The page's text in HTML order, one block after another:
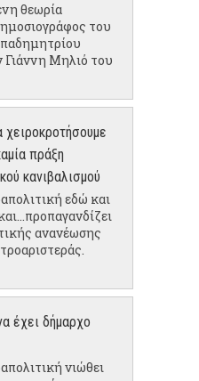
θεωρία
του
Μηλιό του
χειροκροτήσουμε
πράξη
κανιβαλισμού
εδώ και
ανανέωσης
έχει δήμαρχο
νιώθει